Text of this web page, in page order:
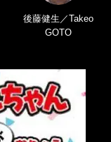
後藤健生／Takeo
GOTO